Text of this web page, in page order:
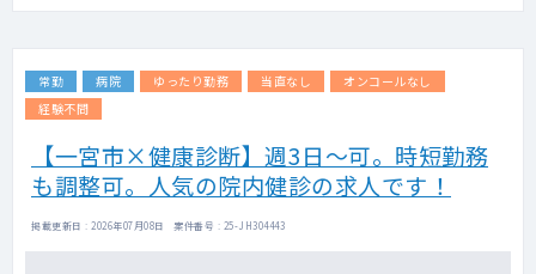
外来は完全予約制です。
常勤 病院 ゆったり勤務 当直なし
オンコールなし
経験不問
【一宮市×健康診断】週3日～可。時短勤務
も調整可。人気の院内健診の求人です！
掲載更新日 : 2026年07月08日 案件番号 : 25-JH304443